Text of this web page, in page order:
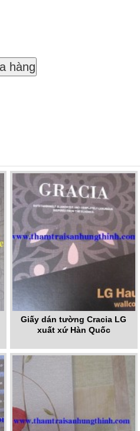
hàng
Giấy dán tường Cracia LG
xuất xứ Hàn Quốc